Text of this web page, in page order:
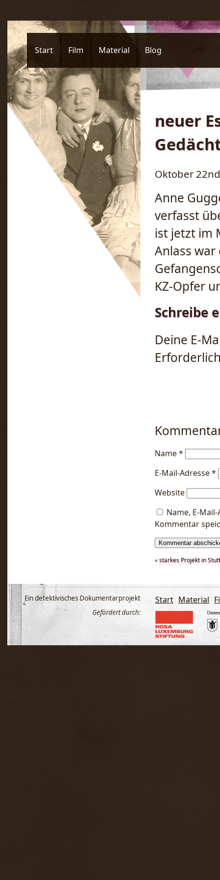
Start Film Material Blog
neuer
Oktober
Anne
verfasst
ist jetzt im
Anlass war
KZ-Opfer
Schreibe
Deine E-
Name*
E-Mail-Adresse*
Website
Name, E-
Kommentar
«starkes Projekt in
Ein detektivisches Dokumentarprojekt
Gefördert durch:
Start Material